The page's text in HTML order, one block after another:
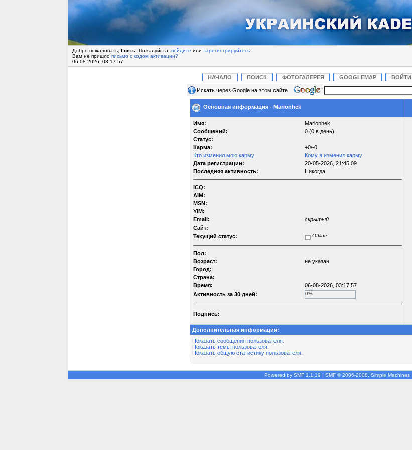
Добро пожаловать, Гость. Пожалуйста, войдите или зарегистрируйтесь.
Вам не пришло письмо с кодом активации?
06-08-2026, 03:17:57
НАЧАЛО ПОИСК ФОТОГАЛЕРЕЯ GOOGLEMAP ВОЙТИ
Искать через Google на этом сайте
Основная информация - Marionhek
Имя:
Marionhek
Сообщений:
0 (0 в день)
Статус:
Карма:
+0/-0
Кто изменил мою карму
Кому я изменил карму
Дата регистрации:
20-05-2026, 21:45:09
Последняя активность:
Никогда
ICQ:
AIM:
MSN:
YIM:
Email:
скрытый
Сайт:
Текущий статус:
Offline
Пол:
Возраст:
не указан
Город:
Страна:
Время:
06-08-2026, 03:17:57
Активность за 30 дней:
0%
Подпись:
Дополнительная информация:
Показать сообщения пользователя.
Показать темы пользователя.
Показать общую статистику пользователя.
Powered by SMF 1.1.19 | SMF © 2006-2008, Simple Machines